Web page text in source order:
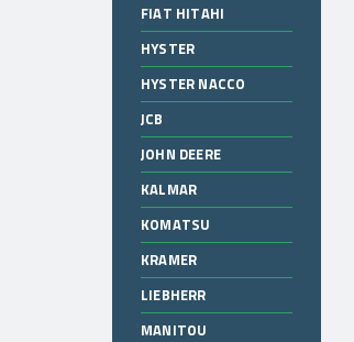
FIAT HITAHI
HYSTER
HYSTER NACCO
JCB
JOHN DEERE
KALMAR
KOMATSU
KRAMER
LIEBHERR
MANITOU